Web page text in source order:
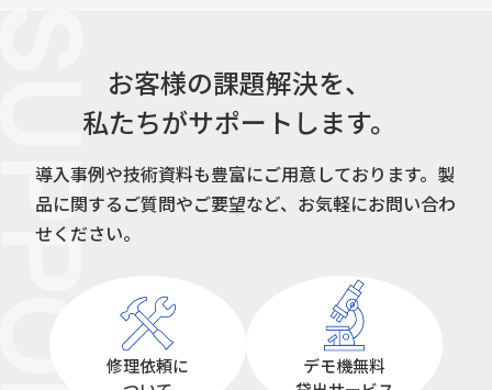
お客様の課題解決を、
私たちがサポートします。
導入事例や技術資料も豊富にご用意しております。 製
品に関するご質問やご要望など、お気軽にお問い合わ
せください。
修理依頼に
デモ機無料